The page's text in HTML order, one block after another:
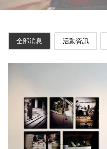
全部消息 活動資訊